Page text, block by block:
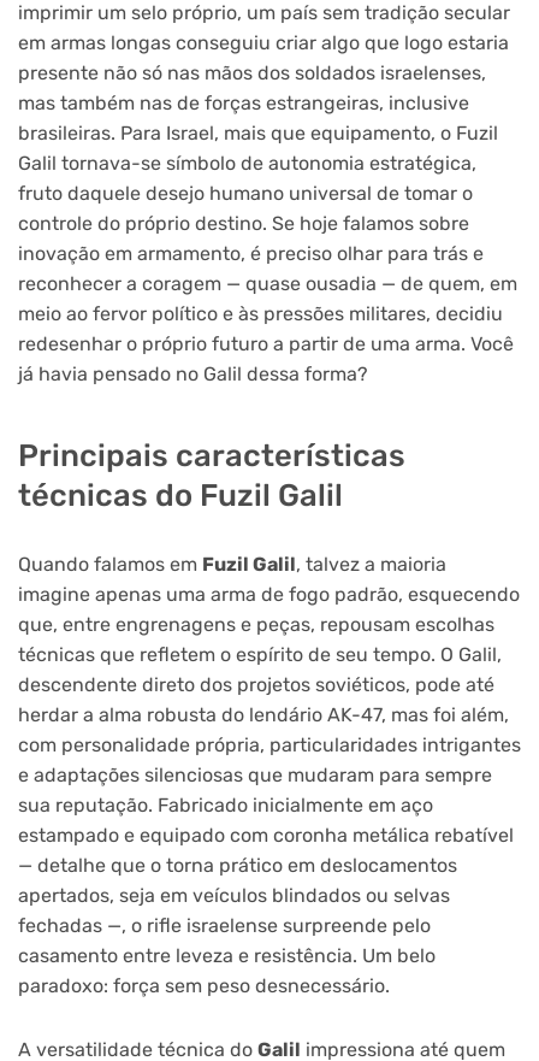
imprimir um selo próprio, um país sem tradição secular
em armas longas conseguiu criar algo que logo estaria
presente não só nas mãos dos soldados israelenses,
mas também nas de forças estrangeiras, inclusive
brasileiras. Para Israel, mais que equipamento, o Fuzil
Galil tornava-se símbolo de autonomia estratégica,
fruto daquele desejo humano universal de tomar o
controle do próprio destino. Se hoje falamos sobre
inovação em armamento, é preciso olhar para trás e
reconhecer a coragem — quase ousadia — de quem, em
meio ao fervor político e às pressões militares, decidiu
redesenhar o próprio futuro a partir de uma arma. Você
já havia pensado no Galil dessa forma?
Principais características
técnicas do Fuzil Galil
Quando falamos em Fuzil Galil, talvez a maioria
imagine apenas uma arma de fogo padrão, esquecendo
que, entre engrenagens e peças, repousam escolhas
técnicas que refletem o espírito de seu tempo. O Galil,
descendente direto dos projetos soviéticos, pode até
herdar a alma robusta do lendário AK-47, mas foi além,
com personalidade própria, particularidades intrigantes
e adaptações silenciosas que mudaram para sempre
sua reputação. Fabricado inicialmente em aço
estampado e equipado com coronha metálica rebatível
— detalhe que o torna prático em deslocamentos
apertados, seja em veículos blindados ou selvas
fechadas —, o rifle israelense surpreende pelo
casamento entre leveza e resistência. Um belo
paradoxo: força sem peso desnecessário.
A versatilidade técnica do Galil impressiona até quem